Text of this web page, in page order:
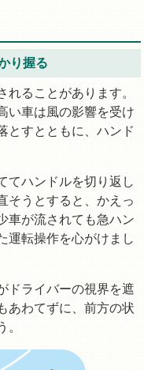
り握る
ることがあります。
い車は風の影響を受け
とすとともに、ハンド
てハンドルを切り返し
そうとすると、かえっ
車が流されても急ハン
運転操作を心がけまし
ドライバーの視界を遮
あわてずに、前方の状